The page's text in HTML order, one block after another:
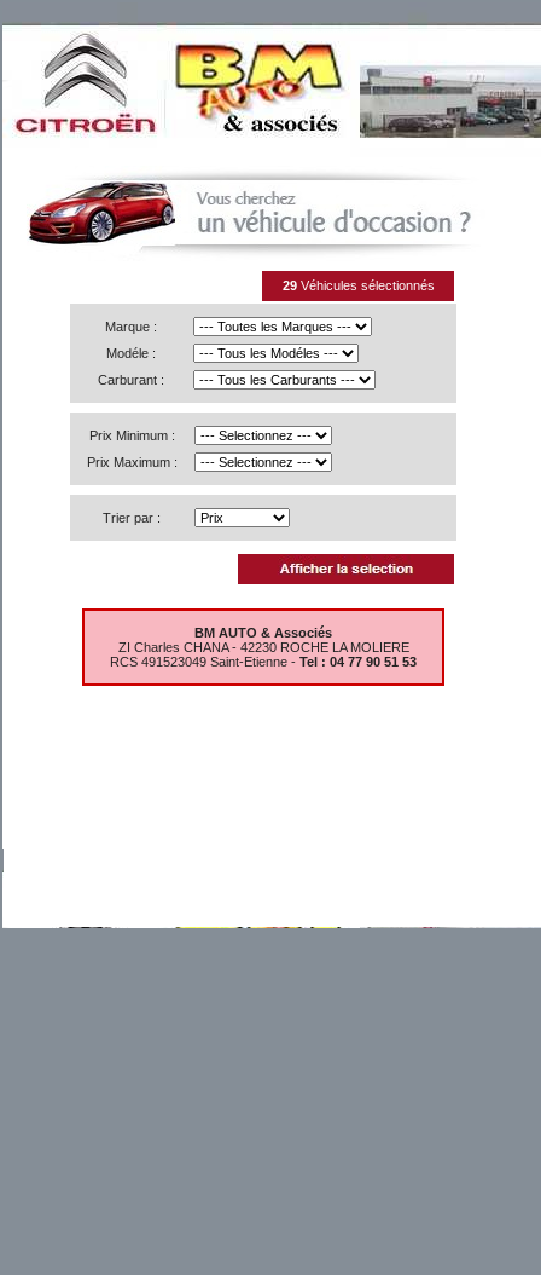
29Véhicules sélectionnés
Marque :
Modéle :
Carburant :
Prix Minimum :
Prix Maximum :
Trier par :
BM AUTO & Associés
ZI Charles CHANA - 42230 ROCHE LA MOLIERE
RCS 491523049 Saint-Etienne - Tel : 04 77 90 51 53